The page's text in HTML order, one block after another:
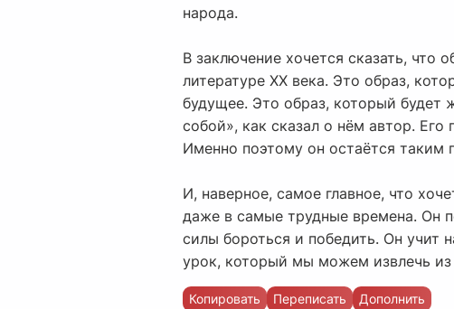
народа.
В заключение хочется сказать, что
литературе XX века. Это образ,
будущее. Это образ, который будет
собой», как сказал о нём автор.
Именно поэтому он остаётся
И, наверное, самое главное, что
даже в самые трудные времена. Он
силы бороться и победить. Он учит
урок, который мы можем извлечь из
Копировать Переписать Дополнить